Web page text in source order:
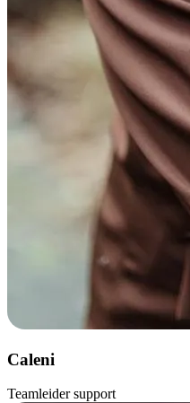
Caleni
Teamleider support